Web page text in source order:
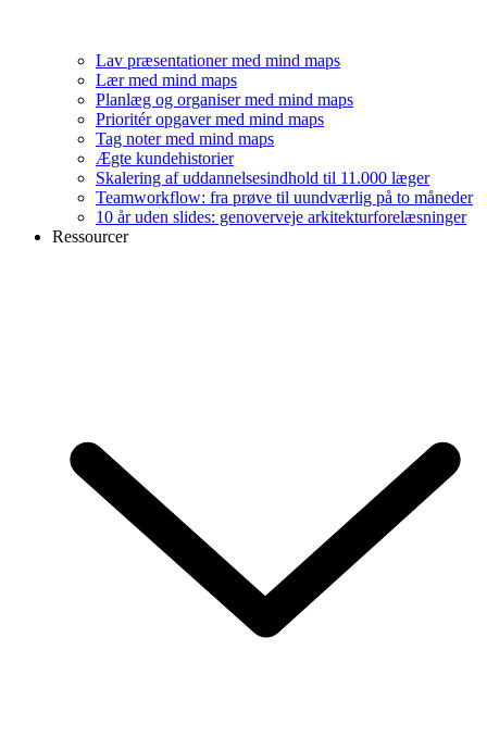
Lav præsentationer med mind maps
Lær med mind maps
Planlæg og organiser med mind maps
Prioritér opgaver med mind maps
Tag noter med mind maps
Ægte kundehistorier
Skalering af uddannelsesindhold til 11.000 læger
Teamworkflow: fra prøve til uundværlig på to måneder
10 år uden slides: genoverveje arkitekturforelæsninger
Ressourcer